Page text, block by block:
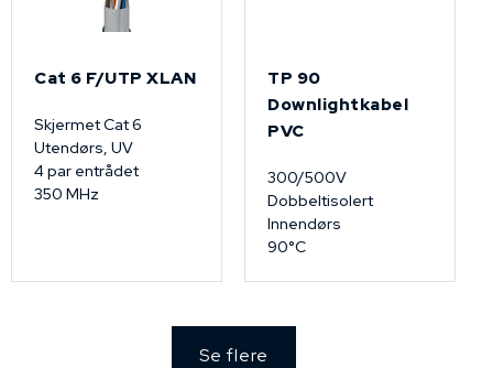
Cat 6 F/UTP XLAN
Skjermet Cat 6
Utendørs, UV
4 par entrådet
350 MHz
TP 90
Downlightkabel
PVC
300/500V
Dobbeltisolert
Innendørs
90°C
Se flere